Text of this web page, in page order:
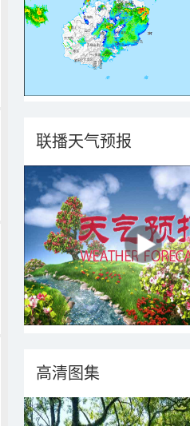
联播天气预报
高清图集